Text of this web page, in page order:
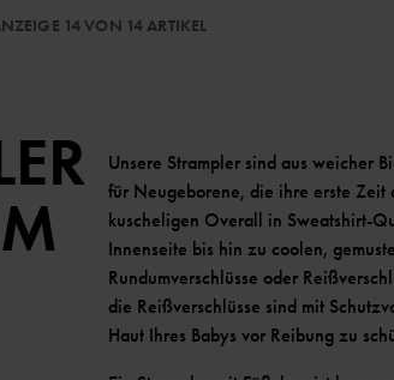
14 VON 14 ARTIKEL
Unsere Strampler sind aus weicher
für Neugeborene, die ihre erste
kuscheligen Overall in Sweatshirt-
Innenseite bis hin zu coolen,
Rundumverschlüsse oder
die Reißverschlüsse sind mit
Haut Ihres Babys vor Reibung zu